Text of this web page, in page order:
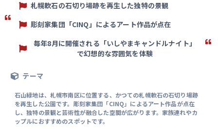
札幌軟石の石切り場跡を再生した独特の景観
彫刻家集団「CINQ」によるアート作品が点在
毎年8月に開催される「いしやまキャンドルナイト」
で幻想的な雰囲気を体験
テーマ
石山緑地は、札幌市南区に位置する、かつての札幌軟石の石切り場跡
を再生した公園です。彫刻家集団「CINQ」によるアート作品が点在
し、独特の景観と芸術性が融合した空間が広がります。家族連れやカ
ップルにおすすめのスポットです。